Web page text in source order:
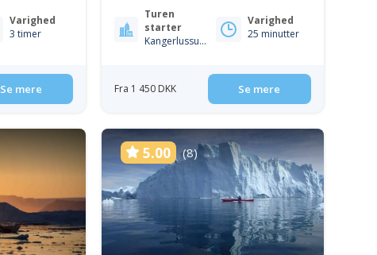
Varighed
3 timer
Se mere
Turen
starter
Kangerlussuaq
Varighed
25 minutter
Fra 1 450 DKK Se mere
5.00 (8)